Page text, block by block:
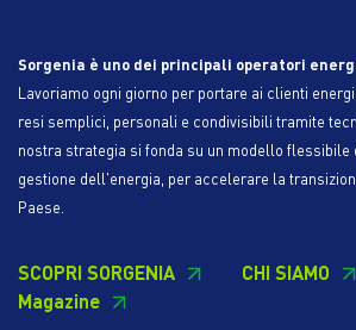
Sorgenia è uno dei principali operatori
Lavoriamo ogni giorno per portare ai clienti
resi semplici, personali e condivisibili tramite
nostra strategia si fonda su un modello flessibile
gestione dell'energia, per accelerare la
Paese.
SCOPRI SORGENIA
CHI SIAMO
Magazine